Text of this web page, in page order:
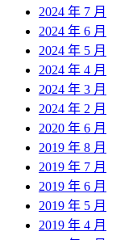
2024 年 7 月
2024 年 6 月
2024 年 5 月
2024 年 4 月
2024 年 3 月
2024 年 2 月
2020 年 6 月
2019 年 8 月
2019 年 7 月
2019 年 6 月
2019 年 5 月
2019 年 4 月